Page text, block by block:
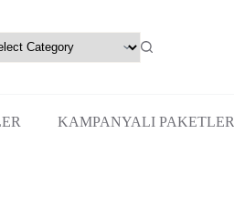
KAMPANYALI PAKETLER